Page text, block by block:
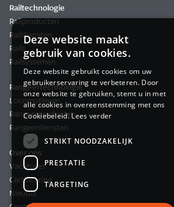
Railtechnologie
Railproducten
Raildiensten
Rails
Railsystemen
Rangeertechnologie
Locomotieven
Rangeerproducten
Rangeerdiensten
Over ons
Vacatures
Certificering
Nieuws
Deze website maakt
gebruik van cookies.
Deze website gebruikt cookies om uw
gebruikerservaring te verbeteren. Door
onze website te gebruiken, stemt u in met
alle cookies in overeenstemming met ons
Cookiebeleid.Lees verder
STRIKT NOODZAKELIJK
PRESTATIE
TARGETING